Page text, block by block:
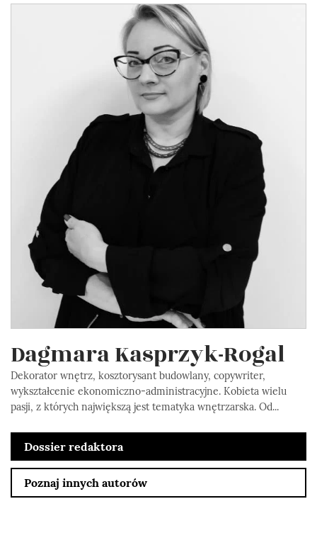
Dagmara Kasprzyk-Rogal
Dekorator wnętrz, kosztorysant budowlany, copywriter,
wykształcenie ekonomiczno-administracyjne. Kobieta wielu
pasji, z których największą jest tematyka wnętrzarska. Od...
Dossier redaktora
Poznaj innych autorów